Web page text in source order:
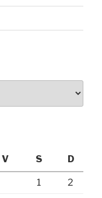
V S D
1
2